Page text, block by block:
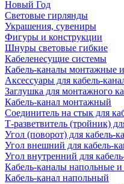
Новый Год
Световые гирлянды
Украшения, сувениры
Фигуры и конструкции
Шнуры световые гибкие
Кабеленесущие системы
Кабель-каналы монтажные
Аксессуары для кабель-
Заглушка для монтажного
Кабель-канал монтажный
Соединитель на стык для
Т-разветвитель (тройник)
Угол (поворот) для кабель-
Угол внешний для кабель-
Угол внутренний для
Кабель-каналы напольные и
Кабель-канал напольный